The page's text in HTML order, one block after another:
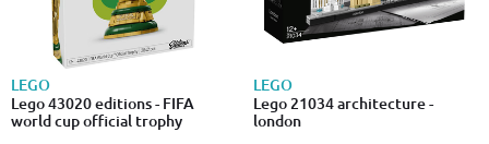
LEGO
Lego 43020 editions - FIFA
world cup official trophy
LEGO
Lego 21034 architecture -
london